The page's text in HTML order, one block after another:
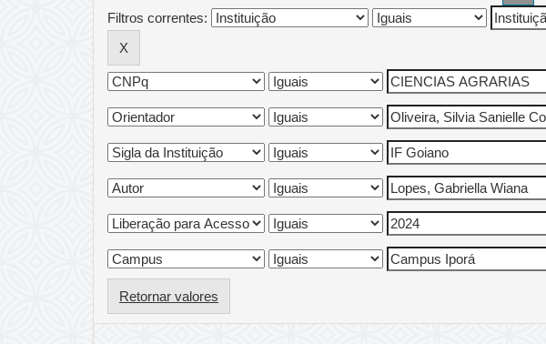
Filtros correntes:
Retornar valores